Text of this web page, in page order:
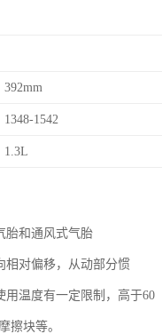
392mm
1348-1542
1.3L
胎和通风式气胎
相对偏移，从动部分惯
温度有一定限制，高于60
擦块等。